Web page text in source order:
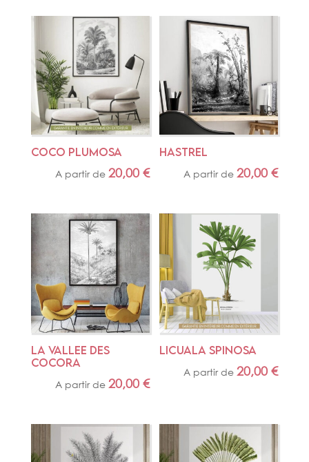
COCO PLUMOSA
A partir de 20,00 €
HASTREL
A partir de 20,00€
LA VALLEE DES
COCORA
A partir de 20,00 €
LICUALA SPINOSA
A partir de 20,00€